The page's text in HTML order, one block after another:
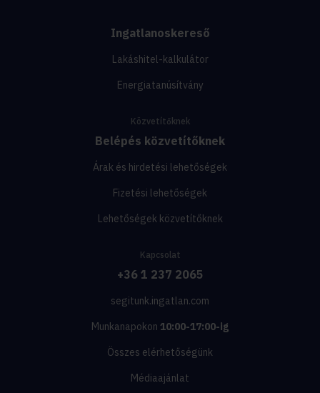
Ingatlanoskereső
Lakáshitel-kalkulátor
Energiatanúsítvány
Közvetítőknek
Belépés közvetítőknek
Árak és hirdetési lehetőségek
Fizetési lehetőségek
Lehetőségek közvetítőknek
Kapcsolat
+36 1 237 2065
segitunk.ingatlan.com
Munkanapokon 10:00-17:00-ig
Összes elérhetőségünk
Médiaajánlat